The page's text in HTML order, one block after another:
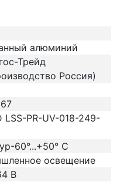
алюминий
Трейд
Россия)
LSS-PR-UV-018-249-
-60°...+50° C
освещение
В